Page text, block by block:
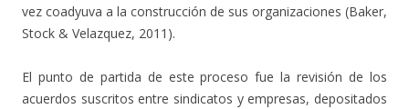
vez coadyuva a la construcción de sus organizaciones (Baker,
Stock & Velazquez, 2011).
El punto de partida de este proceso fue la revisión de los
acuerdos suscritos entre sindicatos y empresas, depositados